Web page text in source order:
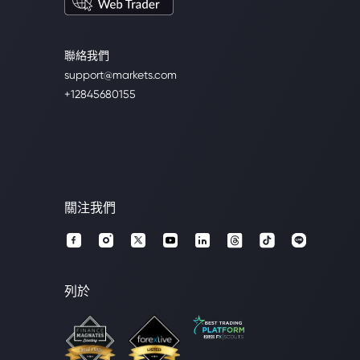
聯絡我們
support@markets.com
+12845680155
關注我們
列於